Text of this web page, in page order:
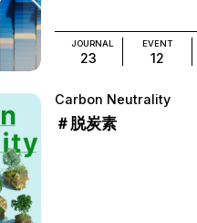
JOURNAL
23
EVENT
12
Carbon Neutrality
＃脱炭素